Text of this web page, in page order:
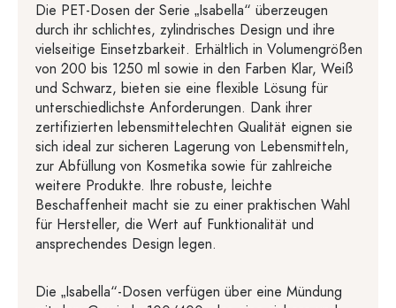
Die PET-Dosen der Serie „Isabella“ überzeugen
durch ihr schlichtes, zylindrisches Design und ihre
vielseitige Einsetzbarkeit. Erhältlich in Volumengrößen
von 200 bis 1250 ml sowie in den Farben Klar, Weiß
und Schwarz, bieten sie eine flexible Lösung für
unterschiedlichste Anforderungen. Dank ihrer
zertifizierten lebensmittelechten Qualität eignen sie
sich ideal zur sicheren Lagerung von Lebensmitteln,
zur Abfüllung von Kosmetika sowie für zahlreiche
weitere Produkte. Ihre robuste, leichte
Beschaffenheit macht sie zu einer praktischen Wahl
für Hersteller, die Wert auf Funktionalität und
ansprechendes Design legen.
Die „Isabella“-Dosen verfügen über eine Mündung